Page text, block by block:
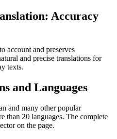
Accuracy
account and preserves
and precise translations for
texts.
and Languages
and many other popular
than 20 languages. The complete
on the page.